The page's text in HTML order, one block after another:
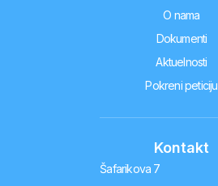
O nama
Dokumenti
Aktuelnosti
Pokreni peticiju
Kontakt
Šafarikova 7